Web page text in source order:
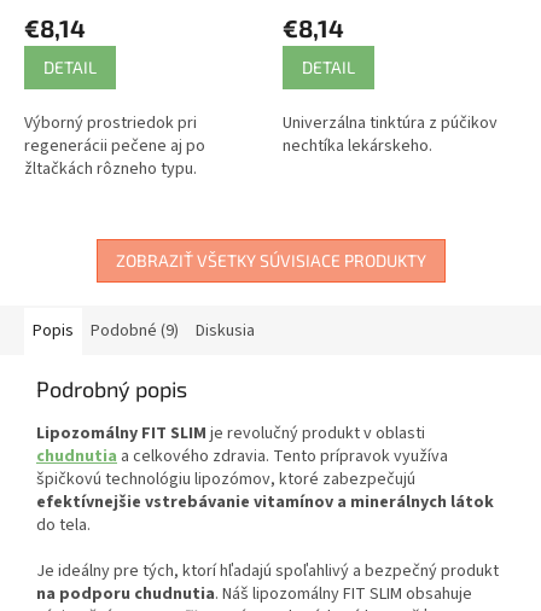
€8,14
DETAIL
Výborný prostriedok pri
regenerácii pečene aj po
žltačkách rôzneho typu.
€8,14
DETAIL
Univerzálna tinktúra z púčikov
nechtíka lekárskeho.
ZOBRAZIŤ VŠETKY SÚVISIACE PRODUKTY
Popis Podobné (9) Diskusia
Podrobný popis
Lipozomálny FIT SLIM je revolučný produkt v oblasti
chudnutia a celkového zdravia. Tento prípravok využíva
špičkovú technológiu lipozómov, ktoré zabezpečujú
efektívnejšie vstrebávanie vitamínov a minerálnych látok
do tela.
Je ideálny pre tých, ktorí hľadajú spoľahlivý a bezpečný produkt
na podporu chudnutia. Náš lipozomálny FIT SLIM obsahuje